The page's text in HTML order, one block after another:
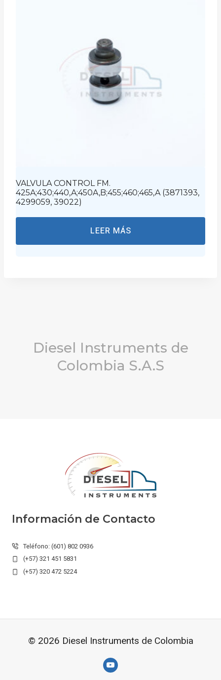
VALVULA CONTROL FM.
425A;430;440,A;450A,B;455;460;465,A (3871393,
4299059, 39022)
LEER MÁS
Diesel Instruments de
Colombia S.A.S
Información de Contacto
Teléfono: (601) 802 0936
(+57) 321 451 5831
(+57) 320 472 5224
© 2026 Diesel Instruments de Colombia